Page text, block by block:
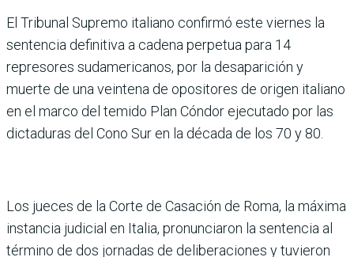
El Tribunal Supremo italiano confirmó este viernes la
sentencia definitiva a cadena perpetua para 14
represores sudamericanos, por la desaparición y
muerte de una veintena de opositores de origen italiano
en el marco del temido Plan Cóndor ejecutado por las
dictaduras del Cono Sur en la década de los 70 y 80.
Los jueces de la Corte de Casación de Roma, la máxima
instancia judicial en Italia, pronunciaron la sentencia al
término de dos jornadas de deliberaciones y tuvieron